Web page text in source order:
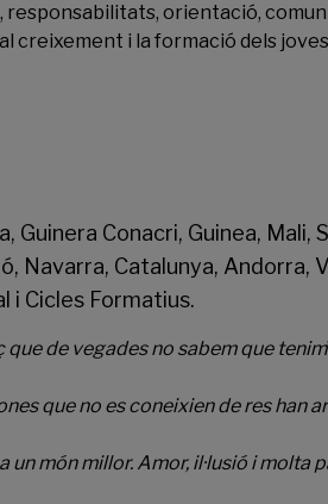
orientació,
creixement i la formació dels
Conacri, Guinea, Mali,
Navarra, Catalunya, Andorra,
i Cicles Formatius.
de vegades no sabem que tenim
que no es coneixien de res han
món millor. Amor, il·lusió i molta